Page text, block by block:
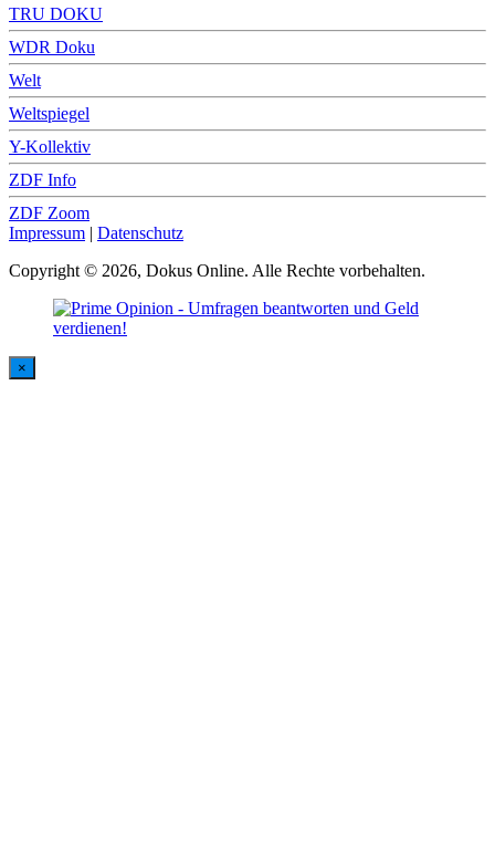
TRU DOKU
WDR Doku
Welt
Weltspiegel
Y-Kollektiv
ZDF Info
ZDF Zoom
Impressum | Datenschutz
Copyright © 2026, Dokus Online. Alle Rechte vorbehalten.
×